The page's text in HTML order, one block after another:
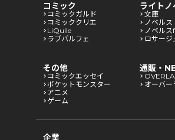
コミック
コミックガルド
コミッククリエ
LiQulle
ラブパルフェ
ライトノ
文庫
ノベルス
ノベルスf
ロサージ
その他
コミックエッセイ
ポケットモンスター
アニメ
ゲーム
通販・
オーバー
企業